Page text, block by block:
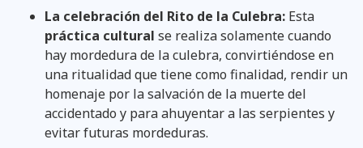
La celebración del Rito de la Culebra: Esta
práctica cultural se realiza solamente cuando
hay mordedura de la culebra, convirtiéndose en
una ritualidad que tiene como finalidad, rendir un
homenaje por la salvación de la muerte del
accidentado y para ahuyentar a las serpientes y
evitar futuras mordeduras.